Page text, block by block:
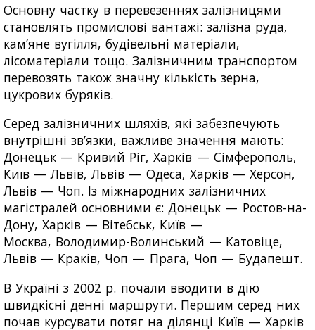
Основну частку в перевезеннях залізницями
становлять промислові вантажі: залізна руда,
кам’яне вугілля, будівельні матеріали,
лісоматеріали тощо. Залізничним транспортом
перевозять також значну кількість зерна,
цукрових буряків.
Серед залізничних шляхів, які забезпечують
внутрішні зв’язки, важливе значення мають:
Донецьк — Кривий Ріг, Харків — Сімферополь,
Київ — Львів, Львів — Одеса, Харків — Херсон,
Львів — Чоп. Із міжнародних залізничних
магістралей основними є: Донецьк — Ростов-на-
Дону, Харків — Вітебськ, Київ —
Москва, Володимир-Волинський — Катовіце,
Львів — Краків, Чоп — Прага, Чоп — Будапешт.
В Україні з 2002 р. почали вводити в дію
швидкісні денні маршрути. Першим серед них
почав курсувати потяг на ділянці Київ — Харків